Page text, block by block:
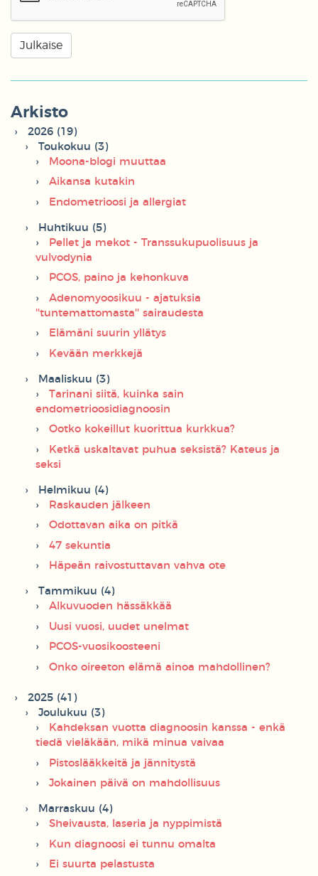
Arkisto
2026 (19)
Toukokuu (3)
Moona-blogi muuttaa
Aikansa kutakin
Endometrioosi ja allergiat
Huhtikuu (5)
Pellet ja mekot - Transsukupuolisuus ja
vulvodynia
PCOS, paino ja kehonkuva
Adenomyoosikuu - ajatuksia
''tuntemattomasta'' sairaudesta
Elämäni suurin yllätys
Kevään merkkejä
Maaliskuu (3)
Tarinani siitä, kuinka sain
endometrioosidiagnoosin
Ootko kokeillut kuorittua kurkkua?
Ketkä uskaltavat puhua seksistä? Kateus ja
seksi
Helmikuu (4)
Raskauden jälkeen
Odottavan aika on pitkä
47 sekuntia
Häpeän raivostuttavan vahva ote
Tammikuu (4)
Alkuvuoden hässäkkää
Uusi vuosi, uudet unelmat
PCOS-vuosikoosteeni
Onko oireeton elämä ainoa mahdollinen?
2025 (41)
Joulukuu (3)
Kahdeksan vuotta diagnoosin kanssa - enkä
tiedä vieläkään, mikä minua vaivaa
Pistoslääkkeitä ja jännitystä
Jokainen päivä on mahdollisuus
Marraskuu (4)
Sheivausta, laseria ja nyppimistä
Kun diagnoosi ei tunnu omalta
Ei suurta pelastusta